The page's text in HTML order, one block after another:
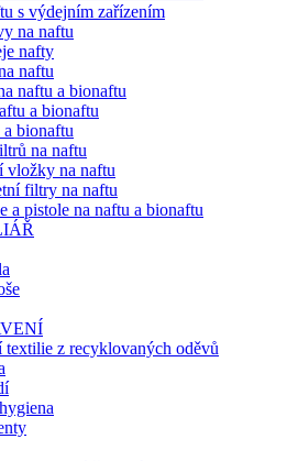
s výdejním zařízením
na naftu
nafty
naftu
naftu a bionaftu
a bionaftu
bionaftu
na naftu
vložky na naftu
filtry na naftu
a pistole na naftu a bionaftu
z recyklovaných oděvů